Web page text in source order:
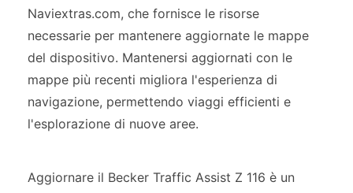
Naviextras.com, che fornisce le risorse
necessarie per mantenere aggiornate le mappe
del dispositivo. Mantenersi aggiornati con le
mappe più recenti migliora l'esperienza di
navigazione, permettendo viaggi efficienti e
l'esplorazione di nuove aree.
Aggiornare il Becker Traffic Assist Z 116 è un